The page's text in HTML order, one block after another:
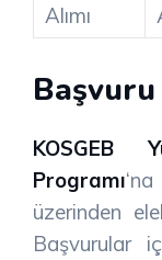
Alımı
KOSGEB
Programı
üzerinden
Başvurular